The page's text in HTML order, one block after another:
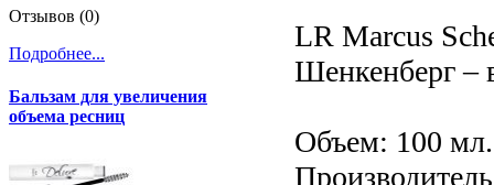
LR Marcus
Шенкенберг –
Объем: 100 мл.
Отзывов (0)
Подробнее...
Бальзам для увеличения
объема ресниц